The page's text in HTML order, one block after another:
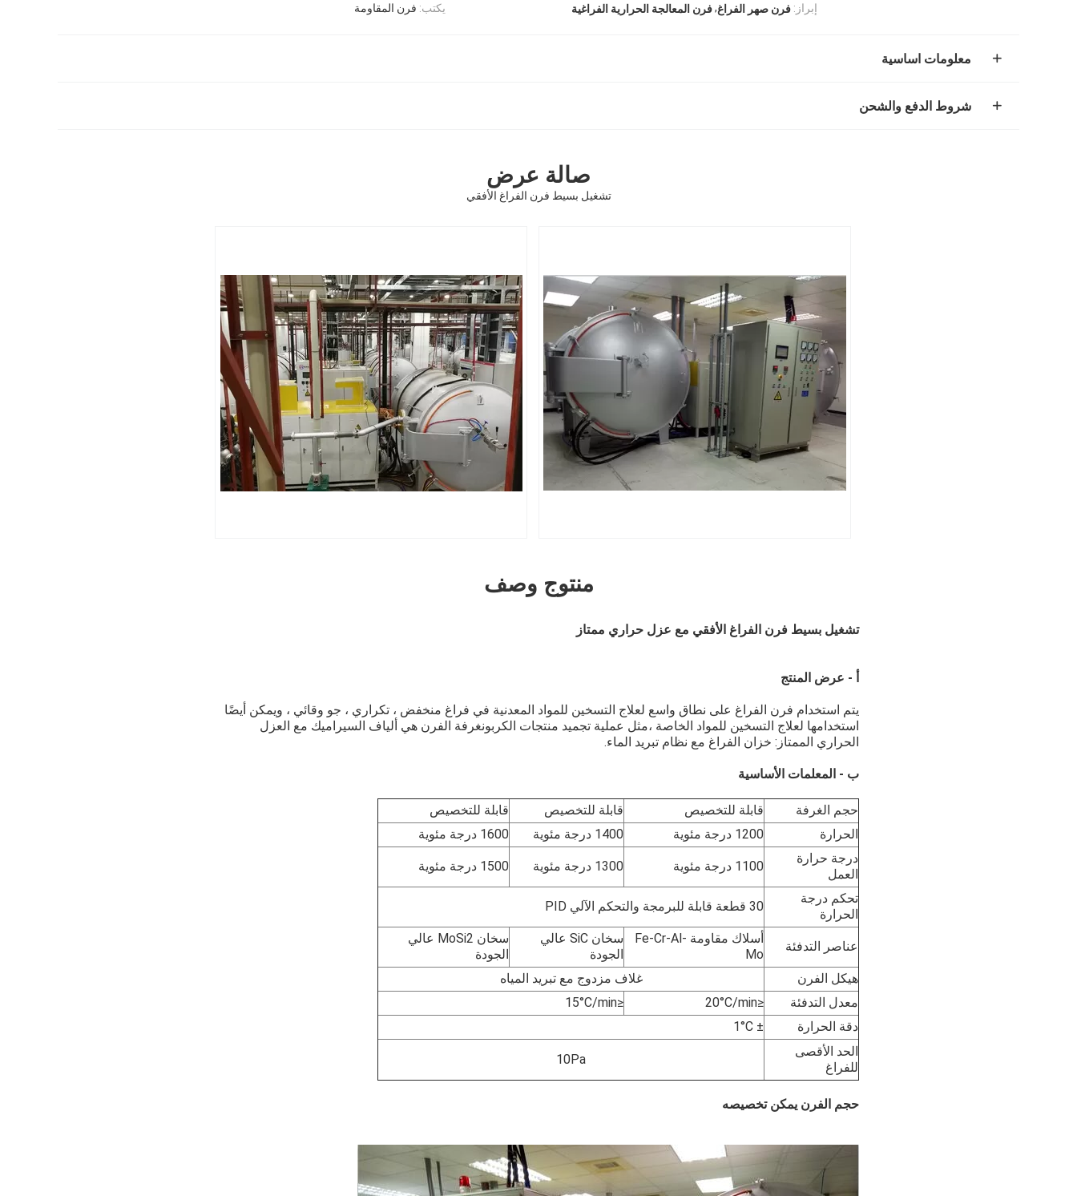
يكتب: فرن المقاومة إبراز: فرن صهر الفراغ,فرن المعالجة الحرارية الفراغية
معلومات اساسية
شروط الدفع والشحن
صالة عرض
تشغيل بسيط فرن الفراغ الأفقي
منتوج وصف
تشغيل بسيط فرن الفراغ الأفقي مع عزل حراري ممتاز
أ - عرض المنتج
يتم استخدام فرن الفراغ على نطاق واسع لعلاج التسخين للمواد المعدنية في فراغ منخفض ، تكراري ، جو وقائي ، ويمكن أيضًا
استخدامها لعلاج التسخين للمواد الخاصة ،مثل عملية تجميد منتجات الكربونغرفة الفرن هي ألياف السيراميك مع العزل
الحراري الممتاز: خزان الفراغ مع نظام تبريد الماء.
ب - المعلمات الأساسية
حجم الغرفة قابلة للتخصيص قابلة للتخصيص
قابلة للتخصيص
الحرارة
1200 درجة مئوية 1400 درجة مئوية
1600 درجة مئوية
درجة حرارة
العمل
1100 درجة مئوية 1300 درجة مئوية 1500 درجة مئوية
تحكم درجة
الحرارة
30 قطعة قابلة للبرمجة والتحكم الآلي PID
عناصر التدفئة
أسلاك مقاومة Fe-Cr-Al-
Mo
سخان SiC عالي
الجودة
سخان MoSi2 عالي
الجودة
هيكل الفرن
غلاف مزدوج مع تبريد المياه
معدل التدفئة
≤20°C/min
≤15°C/min
دقة الحرارة
± 1°C
الحد الأقصى
للفراغ
10Pa
حجم الفرن يمكن تخصيصه